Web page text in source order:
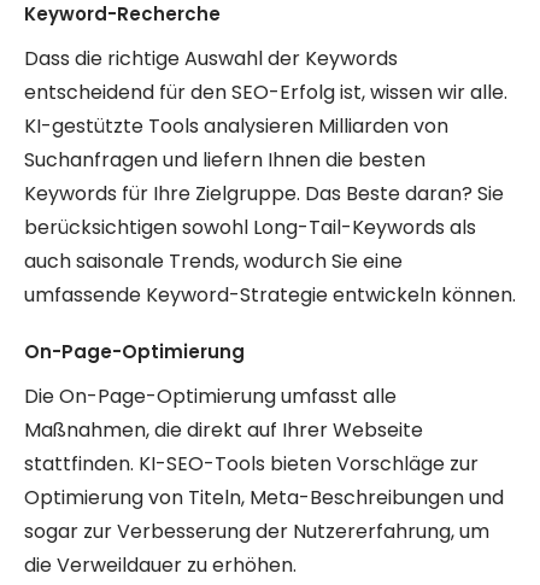
Keyword-Recherche
Dass die richtige Auswahl der Keywords
entscheidend für den SEO-Erfolg ist, wissen wir alle.
KI-gestützte Tools analysieren Milliarden von
Suchanfragen und liefern Ihnen die besten
Keywords für Ihre Zielgruppe. Das Beste daran? Sie
berücksichtigen sowohl Long-Tail-Keywords als
auch saisonale Trends, wodurch Sie eine
umfassende Keyword-Strategie entwickeln können.
On-Page-Optimierung
Die On-Page-Optimierung umfasst alle
Maßnahmen, die direkt auf Ihrer Webseite
stattfinden. KI-SEO-Tools bieten Vorschläge zur
Optimierung von Titeln, Meta-Beschreibungen und
sogar zur Verbesserung der Nutzererfahrung, um
die Verweildauer zu erhöhen.